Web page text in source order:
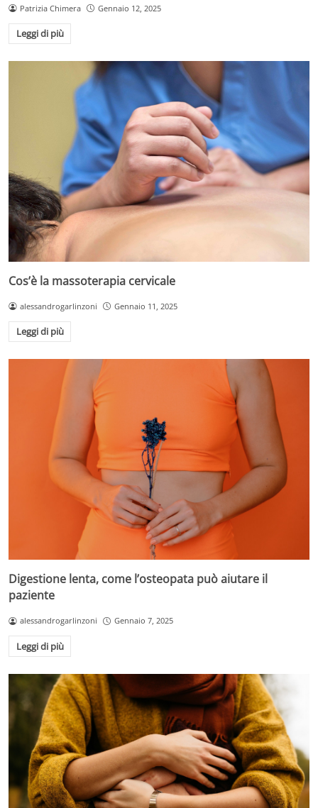
Patrizia Chimera Gennaio 12, 2025
Leggi di più
Cos’è la massoterapia cervicale
alessandrogarlinzoni Gennaio 11, 2025
Leggi di più
Digestione lenta, come l’osteopata può aiutare il
paziente
alessandrogarlinzoni Gennaio 7, 2025
Leggi di più